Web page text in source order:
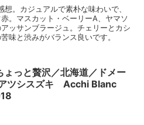
。カジュアルで素朴な味わいで、
。マスカット・ベーリーA、ヤマソ
ッサンブラージュ。チェリーとカシ
味と渋みがバランス良いです。
ょっと贅沢／北海道／ドメー
ツシスズキ Acchi Blanc